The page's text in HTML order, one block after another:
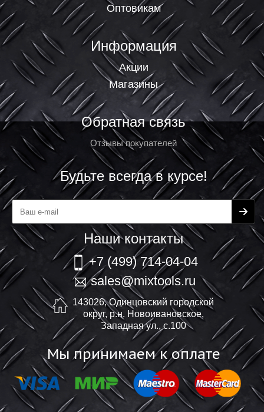
Оптовикам
Информация
Акции
Магазины
Обратная связь
Отзывы покупателей
Будьте всегда в курсе!
Наши контакты
+7 (499) 714-04-04
sales@mixtools.ru
143026, Одинцовский городской
округ, р.н. Новоивановское,
Западная ул., с.100
Мы принимаем к оплате